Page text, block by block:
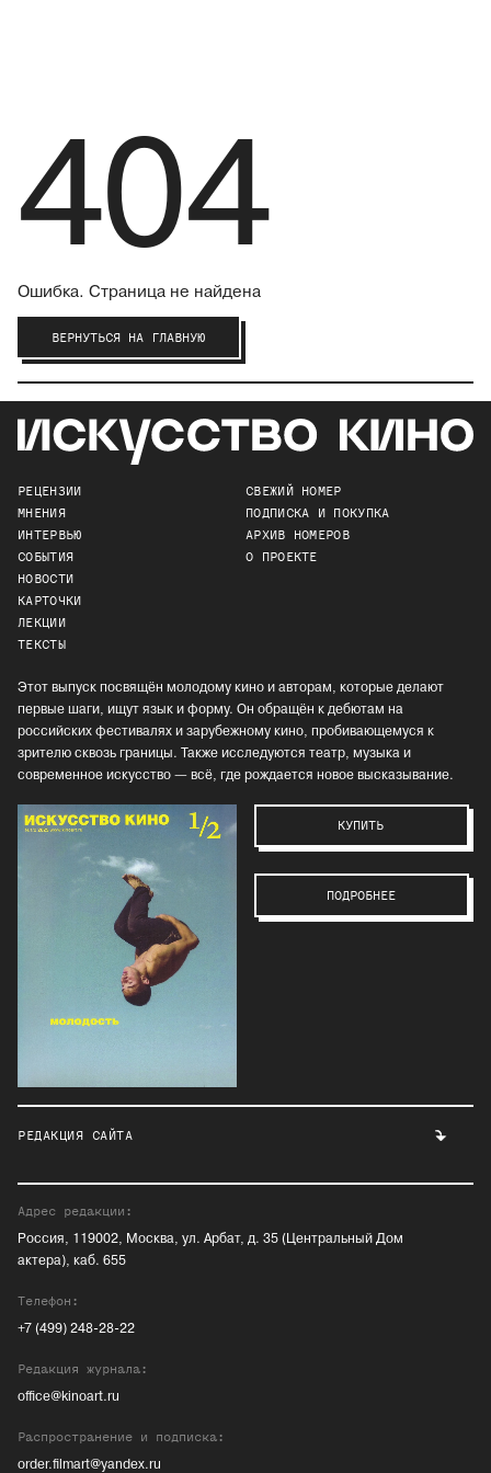
404
Ошибка. Страница не найдена
ВЕРНУТЬСЯ НА ГЛАВНУЮ
РЕЦЕНЗИИ
МНЕНИЯ
ИНТЕРВЬЮ
СОБЫТИЯ
НОВОСТИ
КАРТОЧКИ
ЛЕКЦИИ
ТЕКСТЫ
СВЕЖИЙ НОМЕР
ПОДПИСКА И ПОКУПКА
АРХИВ НОМЕРОВ
О ПРОЕКТЕ
Этот выпуск посвящён молодому кино и авторам, которые делают
первые шаги, ищут язык и форму. Он обращён к дебютам на
российских фестивалях и зарубежному кино, пробивающемуся к
зрителю сквозь границы. Также исследуются театр, музыка и
современное искусство — всё, где рождается новое высказывание.
КУПИТЬ
ПОДРОБНЕЕ
РЕДАКЦИЯ САЙТА
Адрес редакции:
Россия, 119002, Москва, ул. Арбат, д. 35 (Центральный Дом
актера), каб. 655
Телефон:
+7 (499) 248-28-22
Редакция журнала:
office@kinoart.ru
Распространение и подписка:
order.filmart@yandex.ru